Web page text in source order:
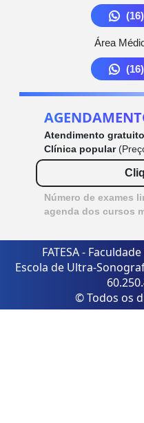
Área
Atendimento gratuito
Clínica popular
Número de exames
agenda dos cursos
FATESA -
Escola de Ultra-
© Todos os